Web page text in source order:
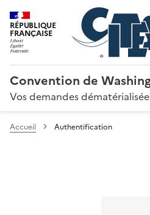
RÉPUBLIQUE
FRANÇAISE
Convention de
Vos demandes
Accueil Authentification